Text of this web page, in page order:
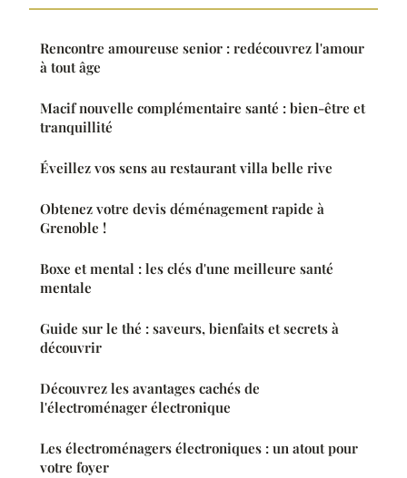
Rencontre amoureuse senior : redécouvrez l'amour
à tout âge
Macif nouvelle complémentaire santé : bien-être et
tranquillité
Éveillez vos sens au restaurant villa belle rive
Obtenez votre devis déménagement rapide à
Grenoble !
Boxe et mental : les clés d'une meilleure santé
mentale
Guide sur le thé : saveurs, bienfaits et secrets à
découvrir
Découvrez les avantages cachés de
l'électroménager électronique
Les électroménagers électroniques : un atout pour
votre foyer